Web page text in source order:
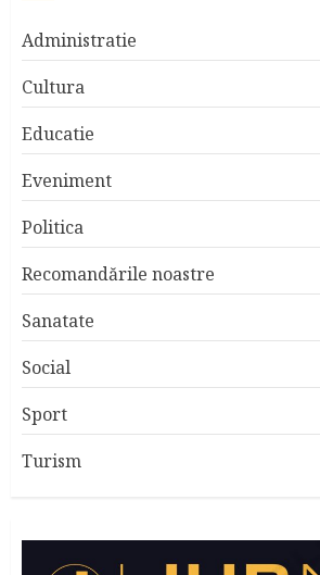
Administratie
Cultura
Educatie
Eveniment
Politica
Recomandările noastre
Sanatate
Social
Sport
Turism